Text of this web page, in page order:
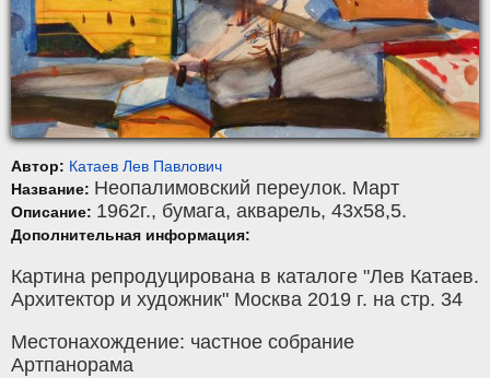
Автор: Катаев Лев Павлович
Название: Неопалимовский переулок. Март
Описание: 1962г., бумага, акварель, 43x58,5.
Дополнительная информация:
Картина репродуцирована в каталоге "Лев Катаев.
Архитектор и художник" Москва 2019 г. на стр. 34
Местонахождение: частное собрание
Артпанорама